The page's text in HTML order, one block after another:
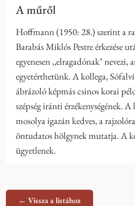
A műről
Hoffmann (1950: 28.) szerint a
Barabás Miklós Pestre érkezése
egyenesen ,,elragadónak" nevezi,
egyetérthetünk. A kollega,
ábrázoló képmás csinos korai
szépség iránti érzékenységének.
mosolya igazán kedves, a
öntudatos hölgynek mutatja. A
ügyetlenek.
← Vissza a listához